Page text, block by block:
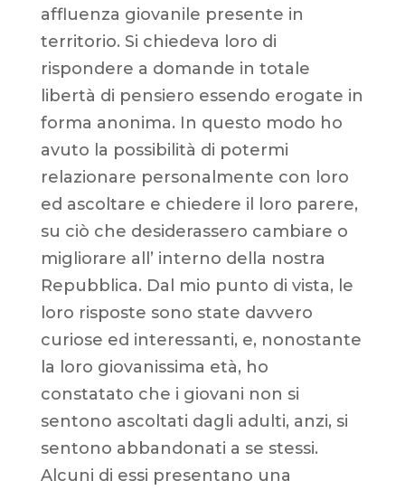
affluenza giovanile presente in
territorio. Si chiedeva loro di
rispondere a domande in totale
libertà di pensiero essendo erogate in
forma anonima. In questo modo ho
avuto la possibilità di potermi
relazionare personalmente con loro
ed ascoltare e chiedere il loro parere,
su ciò che desiderassero cambiare o
migliorare all’ interno della nostra
Repubblica. Dal mio punto di vista, le
loro risposte sono state davvero
curiose ed interessanti, e, nonostante
la loro giovanissima età, ho
constatato che i giovani non si
sentono ascoltati dagli adulti, anzi, si
sentono abbandonati a se stessi.
Alcuni di essi presentano una